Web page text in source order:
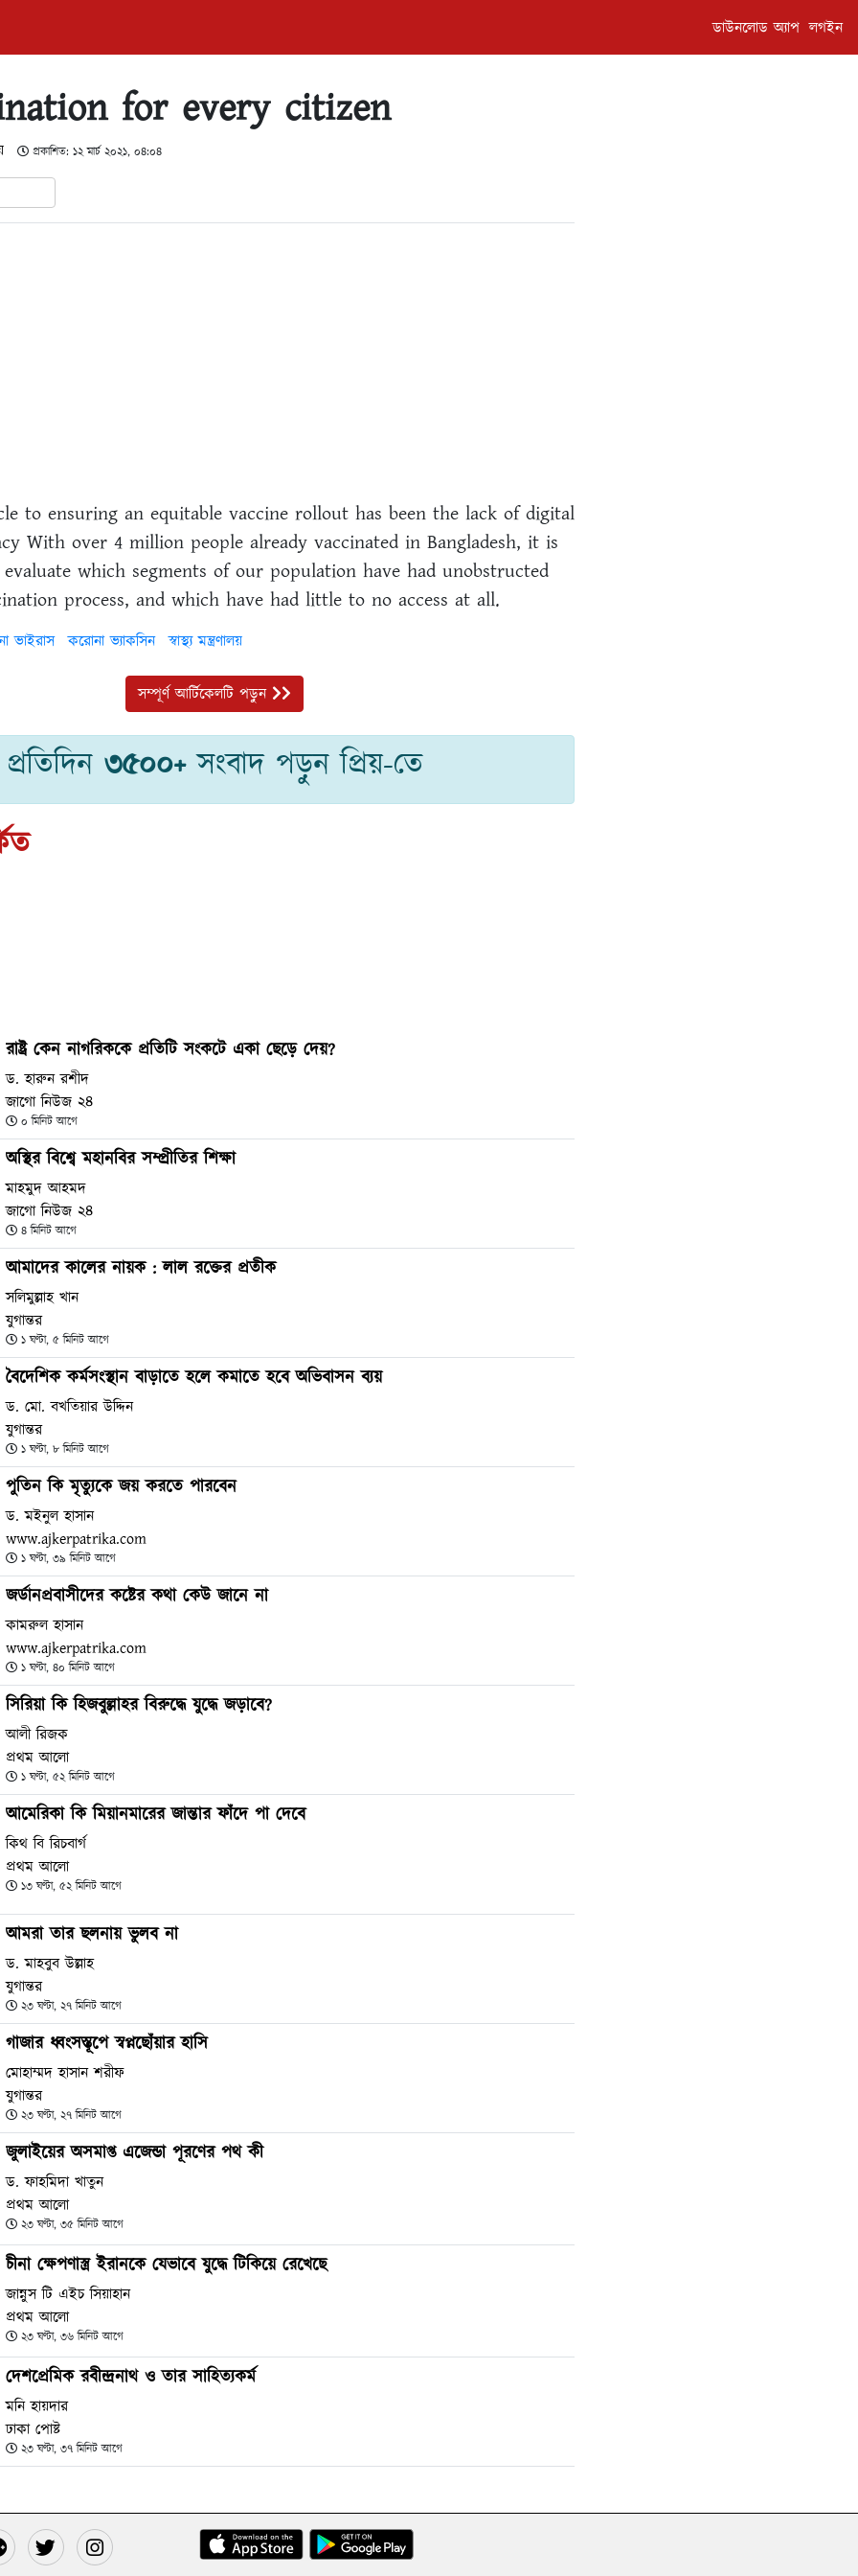
ডাউনলোড অ্যাপ লগইন
for every citizen
প্রকাশিত: ১২ মার্চ ২০২১, ০৪:০৪
to ensuring an equitable vaccine rollout has been the lack of digital
With over 4 million people already vaccinated in Bangladesh, it is
which segments of our population have had unobstructed
process, and which have had little to no access at all.
ভাইরাস করোনা ভ্যাকসিন স্বাস্থ্য মন্ত্রণালয়
সম্পূর্ণ আর্টিকেলটি পড়ুন
প্রতিদিন ৩৫০০+সংবাদ পড়ুন প্রিয়-তে
রাষ্ট্র কেন নাগরিককে প্রতিটি সংকটে একা ছেড়ে দেয়?
ড. হারুন রশীদ
জাগো নিউজ ২৪
০ মিনিট আগে
অস্থির বিশ্বে মহানবির সম্প্রীতির শিক্ষা
মাহমুদ আহমদ
জাগো নিউজ ২৪
৪ মিনিট আগে
আমাদের কালের নায়ক : লাল রক্তের প্রতীক
সলিমুল্লাহ খান
যুগান্তর
১ ঘণ্টা, ৫ মিনিট আগে
বৈদেশিক কর্মসংস্থান বাড়াতে হলে কমাতে হবে অভিবাসন ব্যয়
ড. মো. বখতিয়ার উদ্দিন
যুগান্তর
১ ঘণ্টা, ৮ মিনিট আগে
পুতিন কি মৃত্যুকে জয় করতে পারবেন
ড. মইনুল হাসান
www.ajkerpatrika.com
১ ঘণ্টা, ৩৯ মিনিট আগে
জর্ডানপ্রবাসীদের কষ্টের কথা কেউ জানে না
কামরুল হাসান
www.ajkerpatrika.com
১ ঘণ্টা, ৪০ মিনিট আগে
সিরিয়া কি হিজবুল্লাহর বিরুদ্ধে যুদ্ধে জড়াবে?
আলী রিজক
প্রথম আলো
১ ঘণ্টা, ৫২ মিনিট আগে
আমেরিকা কি মিয়ানমারের জান্তার ফাঁদে পা দেবে
কিথ বি রিচবার্গ
প্রথম আলো
১৩ ঘণ্টা, ৫২ মিনিট আগে
আমরা তার ছলনায় ভুলব না
ড. মাহবুব উল্লাহ
যুগান্তর
২৩ ঘণ্টা, ২৭ মিনিট আগে
গাজার ধ্বংসস্তূপে স্বপ্নছোঁয়ার হাসি
মোহাম্মদ হাসান শরীফ
যুগান্তর
২৩ ঘণ্টা, ২৭ মিনিট আগে
জুলাইয়ের অসমাপ্ত এজেন্ডা পূরণের পথ কী
ড. ফাহমিদা খাতুন
প্রথম আলো
২৩ ঘণ্টা, ৩৫ মিনিট আগে
চীনা ক্ষেপণাস্ত্র ইরানকে যেভাবে যুদ্ধে টিকিয়ে রেখেছে
জান্নুস টি এইচ সিয়াহান
প্রথম আলো
২৩ ঘণ্টা, ৩৬ মিনিট আগে
দেশপ্রেমিক রবীন্দ্রনাথ ও তার সাহিত্যকর্ম
মনি হায়দার
ঢাকা পোষ্ট
২৩ ঘণ্টা, ৩৭ মিনিট আগে